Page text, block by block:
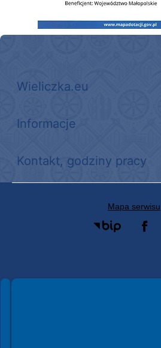
Wieliczka.eu
Informacje
Kontakt, godziny pracy
Mapa serwisu
Spełniamy standardy WCAG 2.2
Spełniamy standardy W3C